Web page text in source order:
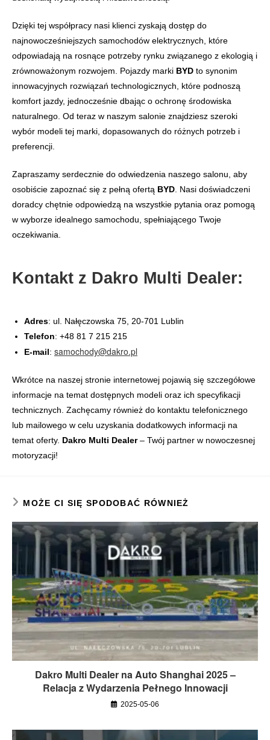
Dzięki tej współpracy nasi klienci zyskają dostęp do
najnowocześniejszych samochodów elektrycznych, które
odpowiadają na rosnące potrzeby rynku związanego z ekologią i
zrównoważonym rozwojem. Pojazdy marki BYD to synonim
innowacyjnych rozwiązań technologicznych, które podnoszą
komfort jazdy, jednocześnie dbając o ochronę środowiska
naturalnego. Od teraz w naszym salonie znajdziesz szeroki
wybór modeli tej marki, dopasowanych do różnych potrzeb i
preferencji.
Zapraszamy serdecznie do odwiedzenia naszego salonu, aby
osobiście zapoznać się z pełną ofertą BYD. Nasi doświadczeni
doradcy chętnie odpowiedzą na wszystkie pytania oraz pomogą
w wyborze idealnego samochodu, spełniającego Twoje
oczekiwania.
Kontakt z Dakro Multi Dealer:
Adres: ul. Nałęczowska 75, 20-701 Lublin
Telefon: +48 81 7 215 215
E-mail: samochody@dakro.pl
Wkrótce na naszej stronie internetowej pojawią się szczegółowe
informacje na temat dostępnych modeli oraz ich specyfikacji
technicznych. Zachęcamy również do kontaktu telefonicznego
lub mailowego w celu uzyskania dodatkowych informacji na
temat oferty. Dakro Multi Dealer– Twój partner w nowoczesnej
motoryzacji!
MOŻE CI SIĘ SPODOBAĆ RÓWNIEŻ
Dakro Multi Dealer na Auto Shanghai 2025 –
Relacja z Wydarzenia Pełnego Innowacji
2025-05-06